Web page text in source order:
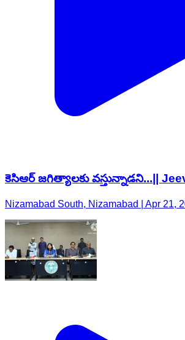
కెసిఆర్ జగిత్యాలకు వస్తున్నాడని...||
Nizamabad South, Nizamabad | Apr 21,